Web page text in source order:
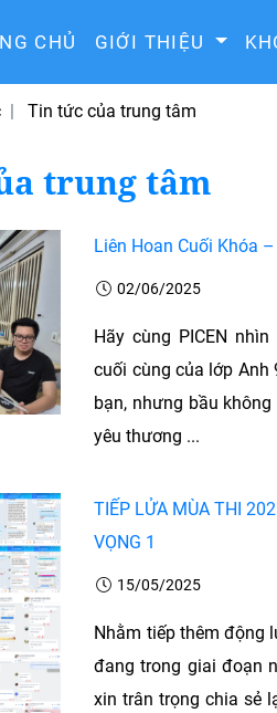
CHỦ GIỚI THIỆU
Tin tức của trung tâm
trung tâm
Liên Hoan Cuối Khóa
02/06/2025
Hãy cùng PICEN
cuối cùng của lớp Anh
bạn, nhưng bầu
yêu thương ...
TIẾP LỬA MÙA THI
VỌNG 1
15/05/2025
Nhằm tiếp thêm động
đang trong giai đoạn
xin trân trọng chia sẻ